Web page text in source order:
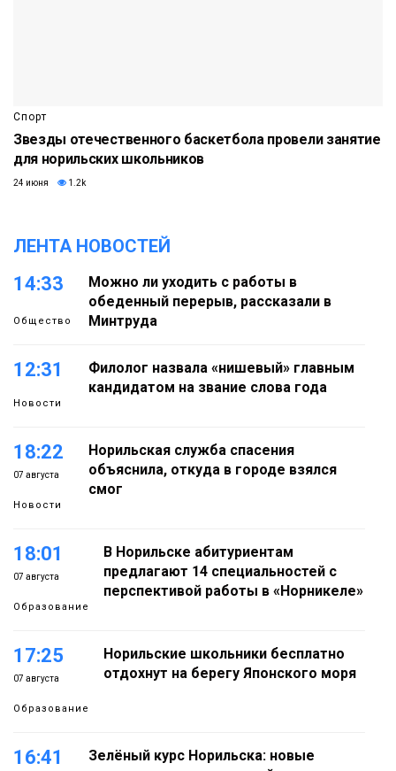
Спорт
Звезды отечественного баскетбола провели занятие
для норильских школьников
24 июня 1.2k
ЛЕНТА НОВОСТЕЙ
14:33
Общество
Можно ли уходить с работы в
обеденный перерыв, рассказали в
Минтруда
12:31
Новости
Филолог назвала «нишевый» главным
кандидатом на звание слова года
18:22
07 августа
Новости
Норильская служба спасения
объяснила, откуда в городе взялся
смог
18:01
07 августа
Образование
В Норильске абитуриентам
предлагают 14 специальностей с
перспективой работы в «Норникеле»
17:25
07 августа
Образование
Норильские школьники бесплатно
отдохнут на берегу Японского моря
16:41
Зелёный курс Норильска: новые